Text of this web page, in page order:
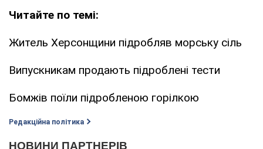
Читайте по темі:
Житель Херсонщини підробляв морську сіль
Випускникам продають підроблені тести
Бомжів поїли підробленою горілкою
Редакційна політика